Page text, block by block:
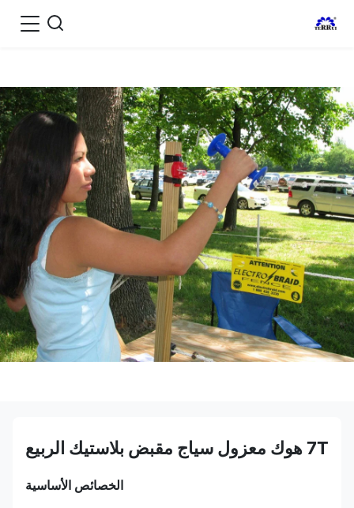
7T هوك معزول سياج مقبض بلاستيك الربيع
الخصائص الأساسية